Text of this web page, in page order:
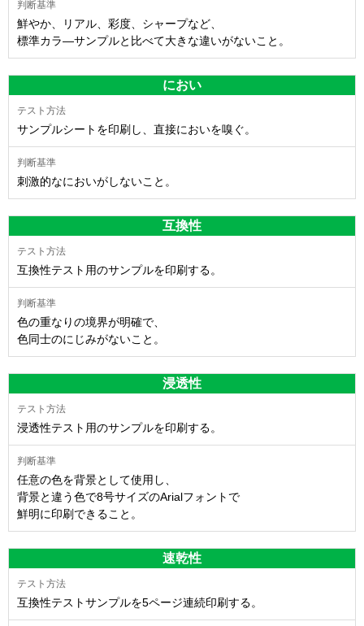
鮮やか、リアル、彩度、シャープなど、
標準カラ―サンプルと比べて大きな違いがないこと。
におい
サンプルシートを印刷し、直接においを嗅ぐ。
刺激的なにおいがしないこと。
互換性
互換性テスト用のサンプルを印刷する。
色の重なりの境界が明確で、
色同士のにじみがないこと。
浸透性
浸透性テスト用のサンプルを印刷する。
任意の色を背景として使用し、
背景と違う色で8号サイズのArialフォントで
鮮明に印刷できること。
速乾性
互換性テストサンプルを5ページ連続印刷する。